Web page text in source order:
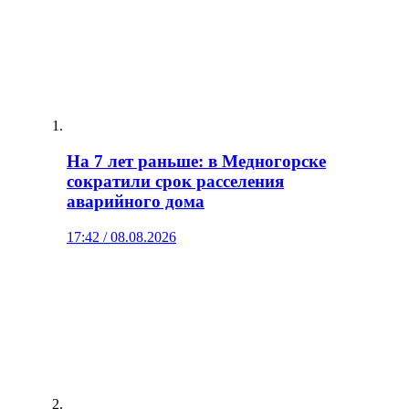
На 7 лет раньше: в Медногорске
сократили срок расселения
аварийного дома
17:42 / 08.08.2026